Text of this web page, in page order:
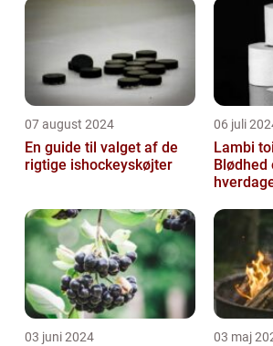
07 august 2024
En guide til valget af de
rigtige ishockeyskøjter
06 juli
Lambi
03 juni 2024 03 maj